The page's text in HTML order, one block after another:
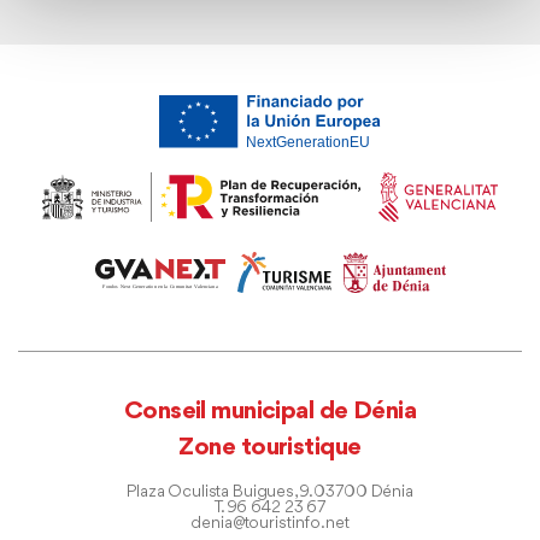
Conseil municipal de Dénia
Zone touristique
Plaza Oculista Buigues, 9. 03700 Dénia
T. 96 642 23 67
denia@touristinfo.net